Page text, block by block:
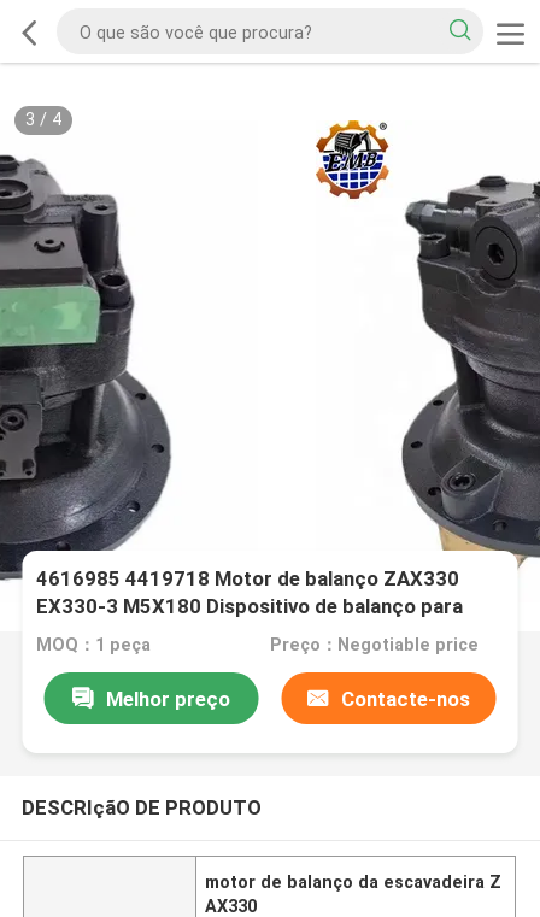
3 / 4
4616985 4419718 Motor de balanço ZAX330
EX330-3 M5X180 Dispositivo de balanço para
Hitachi
MOQ：1 peça Preço：Negotiable price
Melhor preço Contacte-nos
DESCRIçãO DE PRODUTO
motor de balanço da escavadeira Z
AX330